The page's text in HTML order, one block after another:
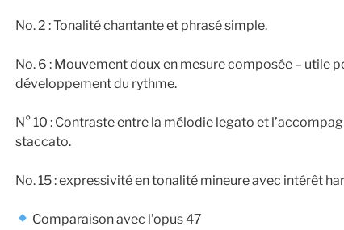
No. 2 : Tonalité chantante et phrasé simple.
No. 6 : Mouvement doux en mesure composée – utile
développement du rythme.
N° 10 : Contraste entre la mélodie legato et
staccato.
No. 15 : expressivité en tonalité mineure avec intérêt
Comparaison avec l’opus 47